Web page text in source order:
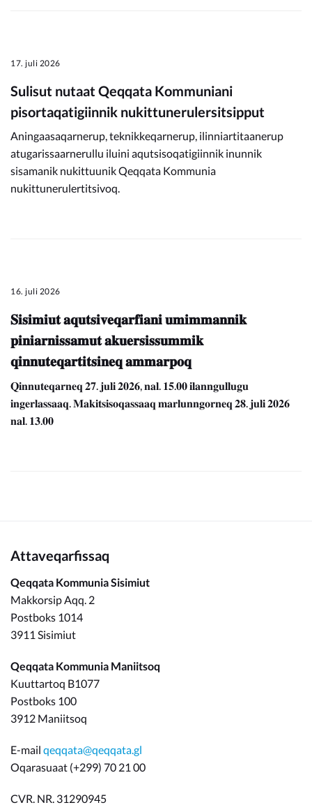
17. juli 2026
Sulisut nutaat Qeqqata Kommuniani
pisortaqatigiinnik nukittunerulersitsipput
Aningaasaqarnerup, teknikkeqarnerup, ilinniartitaanerup
atugarissaarnerullu iluini aqutsisoqatigiinnik inunnik
sisamanik nukittuunik Qeqqata Kommunia
nukittunerulertitsivoq.
16. juli 2026
𝐒𝐢𝐬𝐢𝐦𝐢𝐮𝐭 𝐚𝐪𝐮𝐭𝐬𝐢𝐯𝐞𝐪𝐚𝐫𝐟𝐢𝐚𝐧𝐢 𝐮𝐦𝐢𝐦𝐦𝐚𝐧𝐧𝐢𝐤
𝐩𝐢𝐧𝐢𝐚𝐫𝐧𝐢𝐬𝐬𝐚𝐦𝐮𝐭 𝐚𝐤𝐮𝐞𝐫𝐬𝐢𝐬𝐬𝐮𝐦𝐦𝐢𝐤
𝐪𝐢𝐧𝐧𝐮𝐭𝐞𝐪𝐚𝐫𝐭𝐢𝐭𝐬𝐢𝐧𝐞𝐪 𝐚𝐦𝐦𝐚𝐫𝐩𝐨𝐪
𝐐𝐢𝐧𝐧𝐮𝐭𝐞𝐪𝐚𝐫𝐧𝐞𝐪 𝟐𝟕. 𝐣𝐮𝐥𝐢 𝟐𝟎𝟐𝟔, 𝐧𝐚𝐥. 𝟏𝟓.𝟎𝟎 𝐢𝐥𝐚𝐧𝐧𝐠𝐮𝐥𝐥𝐮𝐠𝐮
𝐢𝐧𝐠𝐞𝐫𝐥𝐚𝐬𝐬𝐚𝐚𝐪. 𝐌𝐚𝐤𝐢𝐭𝐬𝐢𝐬𝐨𝐪𝐚𝐬𝐬𝐚𝐚𝐪 𝐦𝐚𝐫𝐥𝐮𝐧𝐧𝐠𝐨𝐫𝐧𝐞𝐪 𝟐𝟖. 𝐣𝐮𝐥𝐢 𝟐𝟎𝟐𝟔
𝐧𝐚𝐥. 𝟏𝟑.𝟎𝟎
Attaveqarfissaq
Qeqqata Kommunia Sisimiut
Makkorsip Aqq. 2
Postboks 1014
3911 Sisimiut
Qeqqata Kommunia Maniitsoq
Kuuttartoq B1077
Postboks 100
3912 Maniitsoq
E-mail qeqqata@qeqqata.gl
Oqarasuaat (+299) 70 21 00
CVR. NR. 31290945